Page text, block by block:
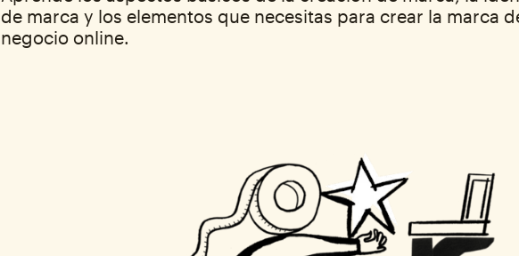
de marca y los elementos que necesitas para crear la marca
negocio online.